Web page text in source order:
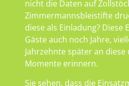
nicht die Daten auf
Zimmermannsbleistifte
diese als Einladung? Diese
Gäste auch noch Jahre,
Jahrzehnte später an
Momente erinnern.
Sie sehen, dass die